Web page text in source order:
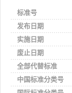
标准号
发布日期
实施日期
废止日期
全部代替标准
中国标准分类号